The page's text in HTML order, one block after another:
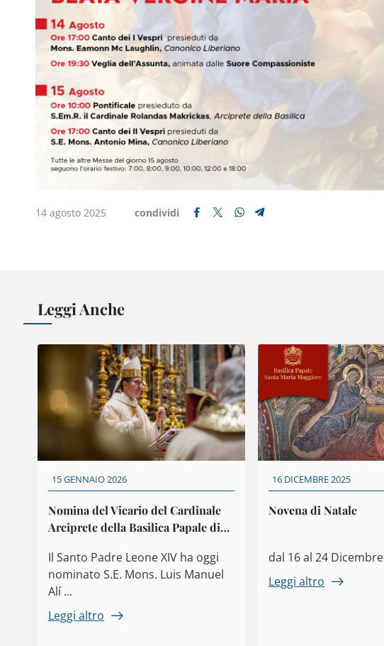
14 agosto 2025 condividi
Leggi Anche
15 GENNAIO 2026
Nomina del Vicario del Cardinale
Arciprete della Basilica Papale di
Il Santo Padre Leone XIV ha oggi
nominato S.E. Mons. Luis Manuel
Alí ...
Leggi altro
16 DICEMBRE 2025
Novena di Natale
dal 16 al 24 Dicembre
Leggi altro